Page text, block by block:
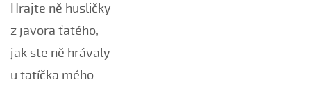
Červené jablúčko...
Červené jabučko (Klára Elsnerová, 2008)
Chodí kňaz po dvore (Martin Pěcha, 2006)
Chodí kňaz po dvore (Patrik Matušina, 2008)
Hrajte ně husličky
z javora ťatého,
jak ste ně hrávaly
u tatíčka mého.